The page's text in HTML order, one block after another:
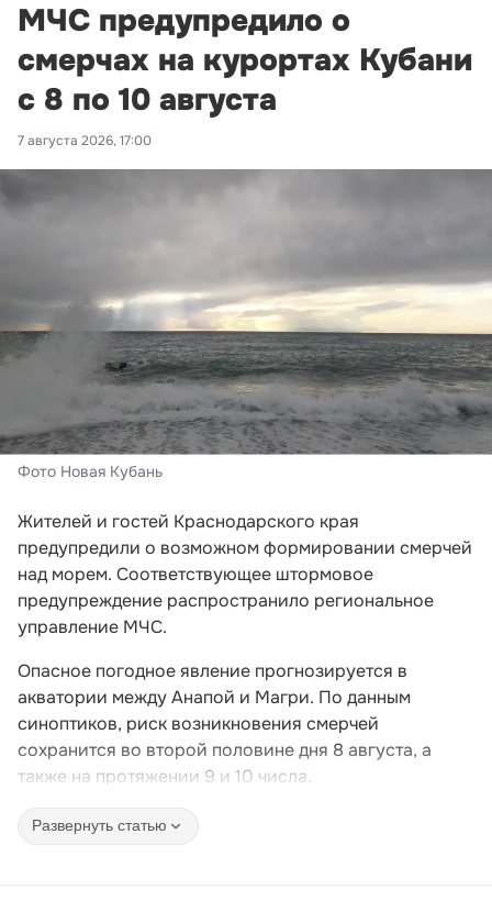
МЧС предупредило о
смерчах на курортах Кубани
с 8 по 10 августа
7 августа 2026, 17:00
Фото Новая Кубань
Жителей и гостей Краснодарского края
предупредили о возможном формировании смерчей
над морем. Соответствующее штормовое
предупреждение распространило региональное
управление МЧС.
Опасное погодное явление прогнозируется в
акватории между Анапой и Магри. По данным
синоптиков, риск возникновения смерчей
сохранится во второй половине дня 8 августа, а
также на протяжении 9 и 10 числа.
Развернуть статью